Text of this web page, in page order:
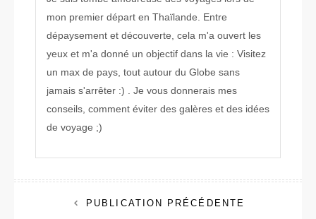
mon premier départ en Thaïlande. Entre
dépaysement et découverte, cela m'a ouvert les
yeux et m'a donné un objectif dans la vie : Visitez
un max de pays, tout autour du Globe sans
jamais s'arrêter :) . Je vous donnerais mes
conseils, comment éviter des galères et des idées
de voyage ;)
NavigationPUBLICATION PRÉCÉDENTE